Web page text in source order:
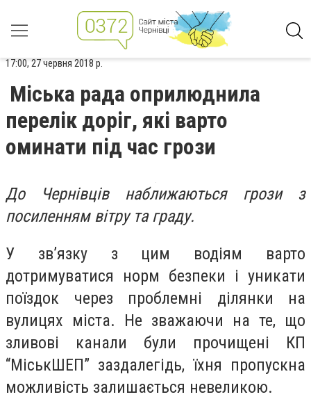
17:00, 27 червня 2018 р.
Міська рада оприлюднила
перелік доріг, які варто
оминати під час грози
До Чернівців наближаються грози з
посиленням вітру та граду.
У зв’язку з цим водіям варто
дотримуватися норм безпеки і уникати
поїздок через проблемні ділянки на
вулицях міста. Не зважаючи на те, що
зливові канали були прочищені КП
“МіськШЕП” заздалегідь, їхня пропускна
можливість залишається невеликою.